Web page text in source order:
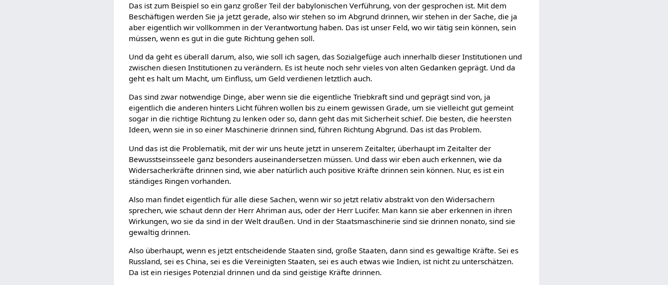
Das ist zum Beispiel so ein ganz großer Teil der babylonischen Verführung, von der gesprochen ist. Mit dem
Beschäftigen werden Sie ja jetzt gerade, also wir stehen so im Abgrund drinnen, wir stehen in der Sache, die ja
aber eigentlich wir vollkommen in der Verantwortung haben. Das ist unser Feld, wo wir tätig sein können, sein
müssen, wenn es gut in die gute Richtung gehen soll.
Und da geht es überall darum, also, wie soll ich sagen, das Sozialgefüge auch innerhalb dieser Institutionen und
zwischen diesen Institutionen zu verändern. Es ist heute noch sehr vieles von alten Gedanken geprägt. Und da
geht es halt um Macht, um Einfluss, um Geld verdienen letztlich auch.
Das sind zwar notwendige Dinge, aber wenn sie die eigentliche Triebkraft sind und geprägt sind von, ja
eigentlich die anderen hinters Licht führen wollen bis zu einem gewissen Grade, um sie vielleicht gut gemeint
sogar in die richtige Richtung zu lenken oder so, dann geht das mit Sicherheit schief. Die besten, die heersten
Ideen, wenn sie in so einer Maschinerie drinnen sind, führen Richtung Abgrund. Das ist das Problem.
Und das ist die Problematik, mit der wir uns heute jetzt in unserem Zeitalter, überhaupt im Zeitalter der
Bewusstseinsseele ganz besonders auseinandersetzen müssen. Und dass wir eben auch erkennen, wie da
Widersacherkräfte drinnen sind, wie aber natürlich auch positive Kräfte drinnen sein können. Nur, es ist ein
ständiges Ringen vorhanden.
Also man findet eigentlich für alle diese Sachen, wenn wir so jetzt relativ abstrakt von den Widersachern
sprechen, wie schaut denn der Herr Ahriman aus, oder der Herr Lucifer. Man kann sie aber erkennen in ihren
Wirkungen, wo sie da sind in der Welt draußen. Und in der Staatsmaschinerie sind sie drinnen nonato, sind sie
gewaltig drinnen.
Also überhaupt, wenn es jetzt entscheidende Staaten sind, große Staaten, dann sind es gewaltige Kräfte. Sei es
Russland, sei es China, sei es die Vereinigten Staaten, sei es auch etwas wie Indien, ist nicht zu unterschätzen.
Da ist ein riesiges Potenzial drinnen und da sind geistige Kräfte drinnen.